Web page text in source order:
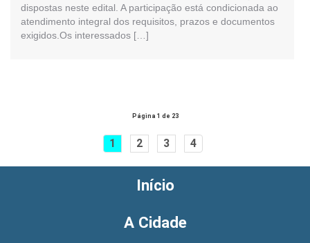
dispostas neste edital. A participação está condicionada ao
atendimento integral dos requisitos, prazos e documentos
exigidos.Os interessados […]
Página 1 de 23
1 2 3 4
Início
A Cidade